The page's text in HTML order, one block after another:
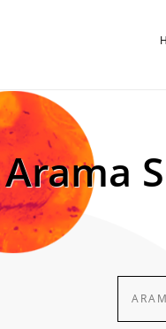
Arama